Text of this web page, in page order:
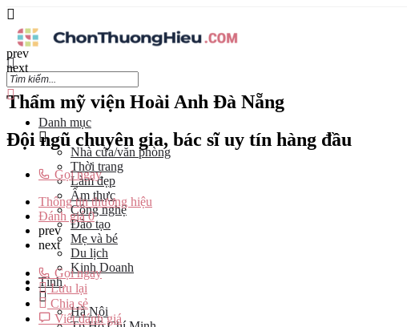
Danh mục
Nhà cửa/văn phòng
Thời trang
Làm đẹp
Ẩm thực
Công nghệ
Đào tạo
Mẹ và bé
Du lịch
Kinh Doanh
Tỉnh
Hà Nội
prev
next
Thẩm mỹ viện Hoài Anh Đà Nẵng
Đội ngũ chuyên gia, bác sĩ uy tín hàng đầu
Gọi ngay
Thông tin thương hiệu
Đánh giá0
prev
next
Gọi ngay
Lưu lại
Chia sẻ
Viết đánh giá